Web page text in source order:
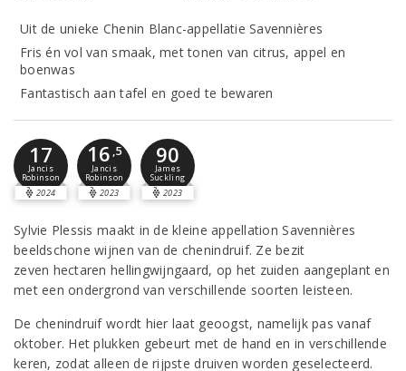
Uit de unieke Chenin Blanc-appellatie Savennières
Fris én vol van smaak, met tonen van citrus, appel en
boenwas
Fantastisch aan tafel en goed te bewaren
17
Jancis
Robinson
2024
16 ,5
Jancis
Robinson
2023
90
James
Suckling
2023
Sylvie Plessis maakt in de kleine appellation Savennières
beeldschone wijnen van de chenindruif. Ze bezit
zeven hectaren hellingwijngaard, op het zuiden aangeplant en
met een ondergrond van verschillende soorten leisteen.
De chenindruif wordt hier laat geoogst, namelijk pas vanaf
oktober. Het plukken gebeurt met de hand en in verschillende
keren, zodat alleen de rijpste druiven worden geselecteerd.